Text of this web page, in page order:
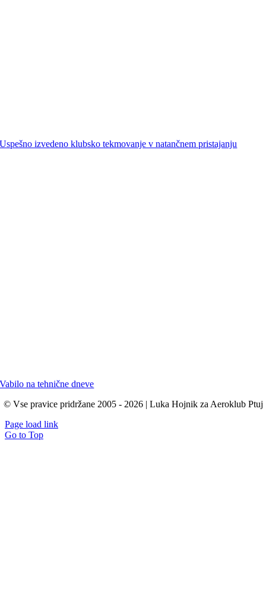
Uspešno izvedeno klubsko tekmovanje v natančnem pristajanju
Vabilo na tehnične dneve
© Vse pravice pridržane 2005 - 2026 | Luka Hojnik za Aeroklub Ptuj
Page load link
Go to Top